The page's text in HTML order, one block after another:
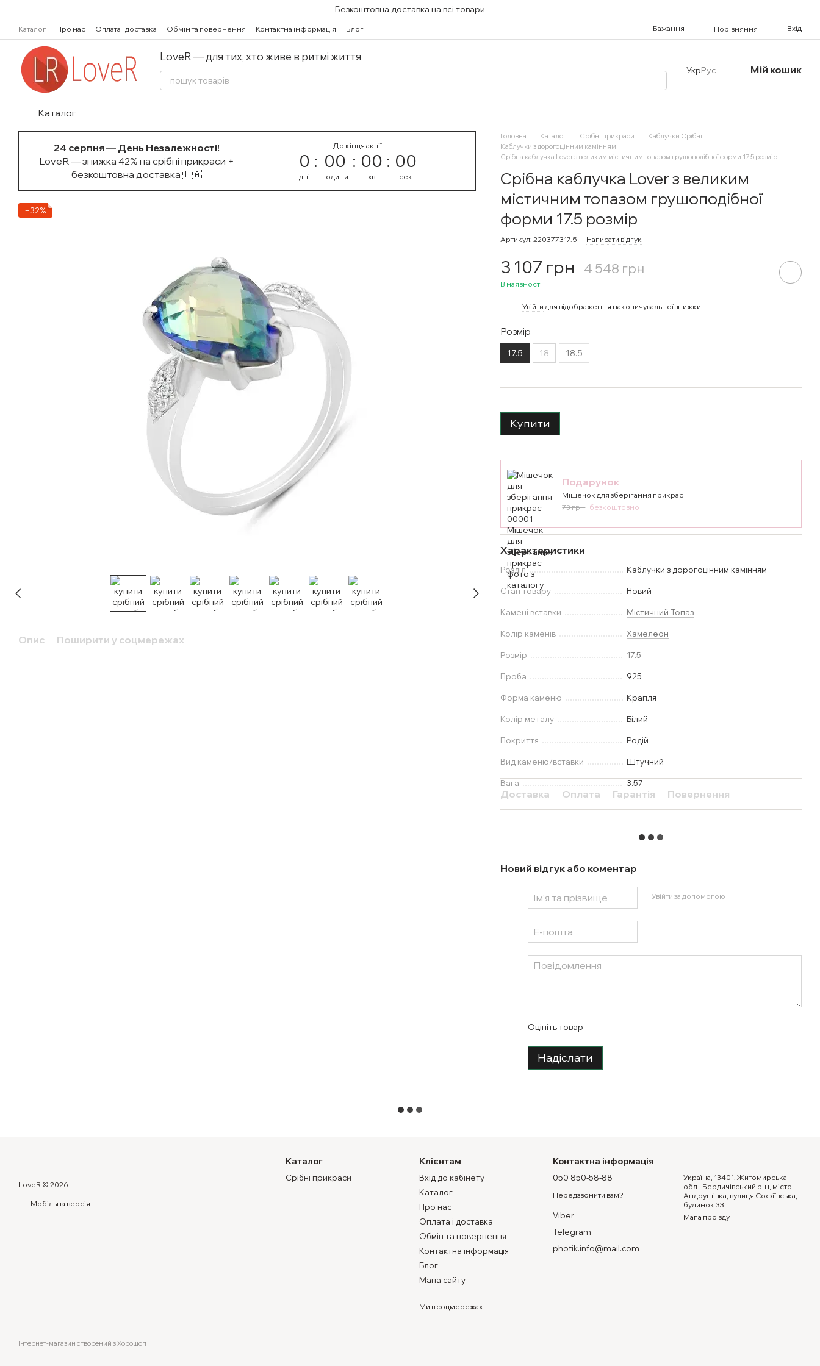
Безкоштовна доставка на всі товари
Каталог Про нас Оплата і доставка Обмін та повернення Контактна інформація Блог Бажання Порівняння Вхід
LoveR — для тих, хто живе в ритмі життя
УкрРус Мій кошик
Каталог
24 серпня — День Незалежності!
LoveR — знижка 42% на срібні прикраси +
безкоштовна доставка 🇺🇦
До кінця акції
0
дні
00
години
00
хв
00
сек
−32%
Опис Поширити у соцмережах
Головна Каталог Срібні прикраси
Каблучки Срібні
Каблучки з дорогоцінним камінням
Срібна каблучка Lover з великим містичним топазом грушоподібної форми 17.5 розмір
Срібна каблучка Lover з великим
містичним топазом грушоподібної
форми 17.5 розмір
Артикул: 220377317.5 Написати відгук
3 107 грн 4 548 грн
В наявності
Увійти для відображення накопичувальної знижки
Розмір
17.5 18 18.5
Купити
Подарунок
Мішечок для зберігання прикрас
73 грн безкоштовно
Характеристики
Розділ Каблучки з дорогоцінним камінням
Стан товару Новий
Камені вставки Містичний Топаз
Колір каменів Хамелеон
Розмір 17.5
Проба 925
Форма каменю Крапля
Колір металу Білий
Покриття Родій
Вид каменю/вставки Штучний
Вага 3.57
Доставка Оплата Гарантія Повернення
Новий відгук або коментар
Увійти за допомогою
Оцініть товар
Надіслати
LoveR © 2026
Мобільна версія
Інтернет-магазин створений з Хорошоп
Каталог
Срібні прикраси
Клієнтам
Вхід до кабінету
Каталог
Про нас
Оплата і доставка
Обмін та повернення
Контактна інформація
Блог
Мапа сайту
Ми в соцмережах
Контактна інформація
050 850-58-88
Передзвонити вам?
Viber
Telegram
photik.info@mail.com
Україна, 13401, Житомирська
обл., Бердичівський р-н, місто
Андрушівка, вулиця Софіївська,
будинок 33
Мапа проїзду